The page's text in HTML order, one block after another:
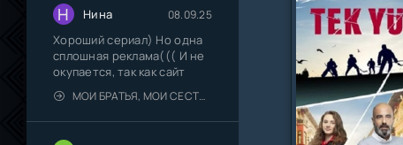
Н Нина 08.09.25
Хороший сериал) Но одна
сплошная реклама((( И не
окупается, так как сайт
МОИ БРАТЬЯ, МОИ СЕСТРЫ